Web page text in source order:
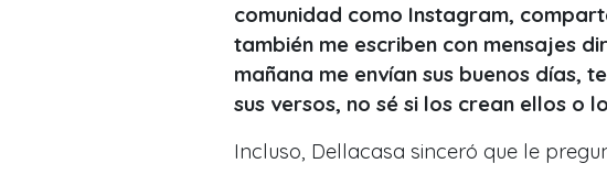
comunidad como Instagram,
también me escriben con mensajes
mañana me envían sus buenos días,
sus versos, no sé si los crean ellos o
Incluso, Dellacasa sinceró que le